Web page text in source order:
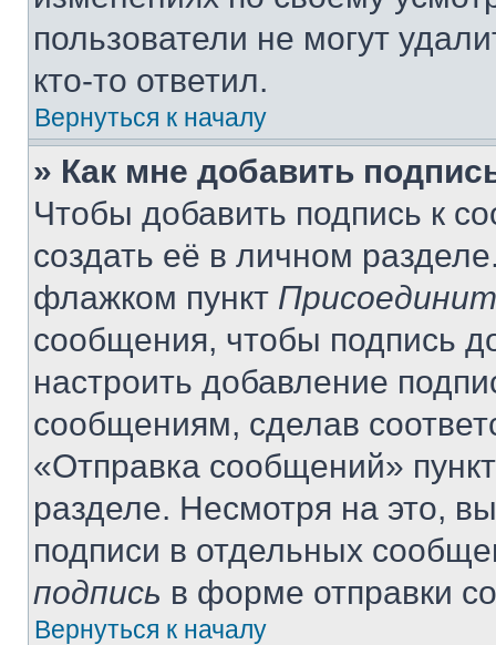
пользователи не могут
кто-то ответил.
Вернуться к началу
» Как мне добавить
Чтобы добавить подпись к
создать её в личном
флажком пункт
сообщения, чтобы подпись
настроить добавление
сообщениям, сделав
«Отправка сообщений»
разделе. Несмотря на это,
подписи в отдельных
подпись в форме отправки
Вернуться к началу